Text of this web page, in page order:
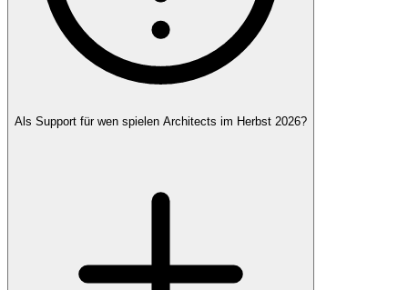
Als Support für wen spielen Architects im Herbst 2026?